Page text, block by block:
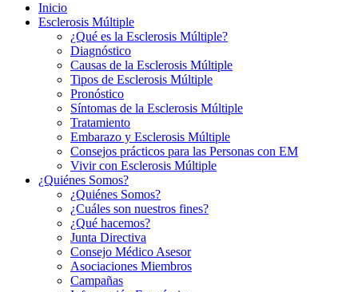
Inicio
Esclerosis Múltiple
¿Qué es la Esclerosis Múltiple?
Diagnóstico
Causas de la Esclerosis Múltiple
Tipos de Esclerosis Múltiple
Pronóstico
Síntomas de la Esclerosis Múltiple
Tratamiento
Embarazo y Esclerosis Múltiple
Consejos prácticos para las Personas con EM
Vivir con Esclerosis Múltiple
¿Quiénes Somos?
¿Quiénes Somos?
¿Cuáles son nuestros fines?
¿Qué hacemos?
Junta Directiva
Consejo Médico Asesor
Asociaciones Miembros
Campañas